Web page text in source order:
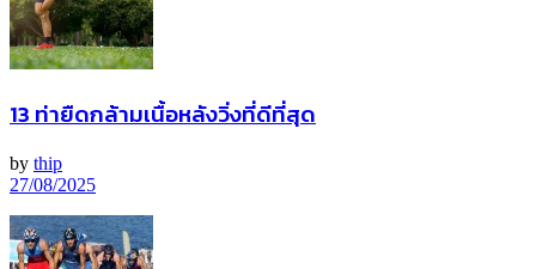
13 ท่ายืดกล้ามเนื้อหลังวิ่งที่ดีที่สุด
by thip
27/08/2025